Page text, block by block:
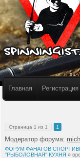
Главная Регистрация
Страница 1 из 1 1
Модератор форума:
ФОРУМ ФАНАТОВ
"РЫБОЛОВНАЯ'' КУХНЯ »